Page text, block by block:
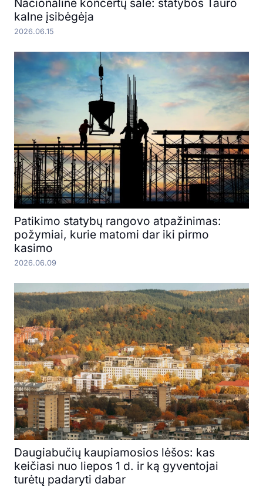
kalne įsibėgėja
2026.06.15
Patikimo statybų rangovo atpažinimas:
požymiai, kurie matomi dar iki pirmo
kasimo
2026.06.09
Daugiabučių kaupiamosios lėšos: kas
keičiasi nuo liepos 1 d. ir ką gyventojai
turėtų padaryti dabar